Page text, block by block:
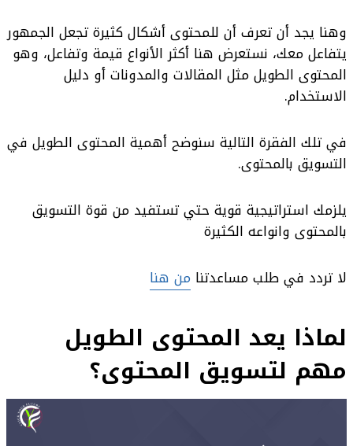
وهنا يجد أن تعرف أن للمحتوى أشكال كثيرة تجعل الجمهور
يتفاعل معك، نستعرض هنا أكثر الأنواع قيمة وتفاعل، وهو
المحتوى الطويل مثل المقالات والمدونات أو دليل
الاستخدام.
في تلك الفقرة التالية سنوضح أهمية المحتوى الطويل في
التسويق بالمحتوى.
يلزمك استراتيجية قوية حتي تستفيد من قوة التسويق
بالمحتوى وانواعه الكثيرة
لا تردد في طلب مساعدتنا من هنا
لماذا يعد المحتوى الطويل
مهم لتسويق المحتوى؟